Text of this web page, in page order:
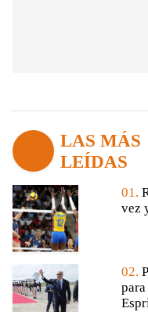
LAS MÁS
LEÍDAS
01.
vez
02.